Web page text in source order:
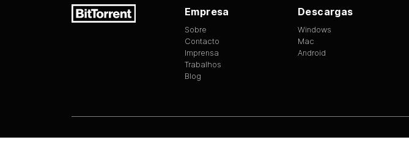
Empresa
Sobre
Contacto
Imprensa
Trabalhos
Blog
Descargas
Windows
Mac
Android